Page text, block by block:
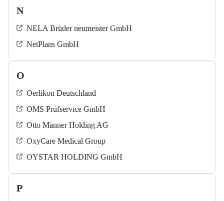
N
NELA Brüder neumeister GmbH
NetPlans GmbH
O
Oerlikon Deutschland
OMS Prüfservice GmbH
Otto Männer Holding AG
OxyCare Medical Group
OYSTAR HOLDING GmbH
P